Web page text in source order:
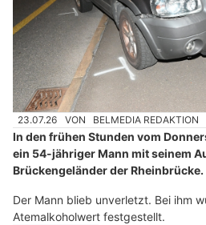
23.07.26 VON BELMEDIA REDAKTION
In den frühen Stunden vom
ein 54-jähriger Mann mit seinem
Brückengeländer der Rheinbrücke.
Der Mann blieb unverletzt. Bei ihm
Atemalkoholwert festgestellt.